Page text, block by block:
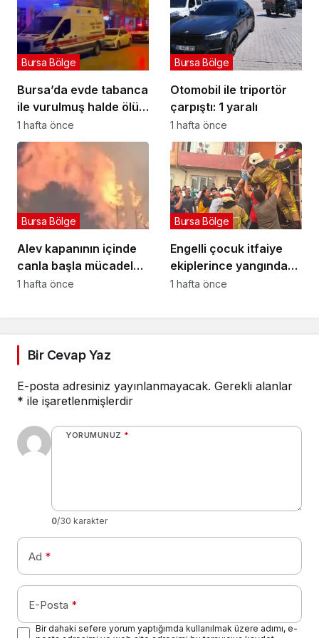
Bursa’da evde tabanca
ile vurulmuş halde ölü
bulundu
Bursa Bölge
1 hafta önce
Otomobil ile triportör
çarpıştı: 1 yaralı
Bursa Bölge
1 hafta önce
Alev kapanının içinde
canla başla mücadele
ettiler:
Bursa Bölge
1 hafta önce
Engelli çocuk itfaiye
ekiplerince yangından
kurtarıldı
Bursa Bölge
1 hafta önce
Bir Cevap Yaz
E-posta adresiniz yayınlanmayacak. Gerekli alanlar
* ile işaretlenmişlerdir
YORUMUNUZ *
0/30 karakter
Ad *
E-Posta *
Bir dahaki sefere yorum yaptığımda kullanılmak üzere adımı, e-